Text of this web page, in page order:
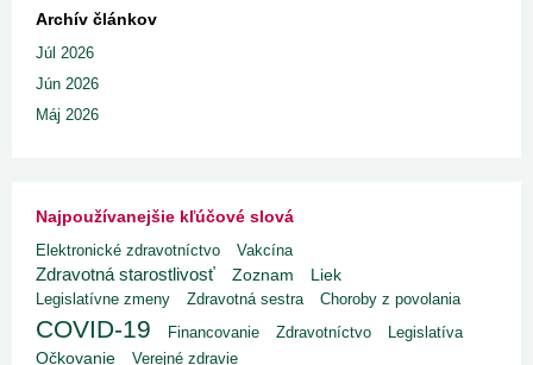
Archív článkov
Júl 2026
Jún 2026
Máj 2026
Najpoužívanejšie kľúčové slová
Elektronické zdravotníctvo Vakcína
Zdravotná starostlivosť Zoznam Liek
Legislatívne zmeny Zdravotná sestra Choroby z povolania
COVID-19 Financovanie Zdravotníctvo
Legislatíva
Očkovanie
Verejné zdravie